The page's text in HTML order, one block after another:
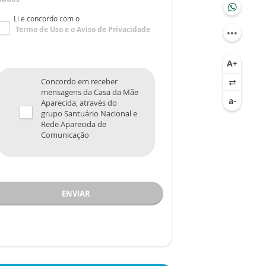
Li e concordo com o
Termo de Usoe oAviso de Privacidade
Concordo em receber
mensagens da Casa da Mãe
Aparecida, através do
grupo Santuário Nacional e
Rede Aparecida de
Comunicação
ENVIAR